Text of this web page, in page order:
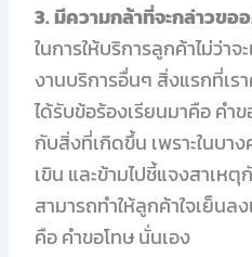
3. มีความกล้าที่จะกล่าวขอ
ในการให้บริการลูกค้าไม่ว่า
งานบริการอื่นๆ สิ่งแรกที่เ
ได้รับข้อร้องเรียนมาคือ คำ
กับสิ่งที่เกิดขึ้น เพราะในบา
เขิน และข้ามไปชี้แจงสาเห
สามารถทำให้ลูกค้าใจเย็นล
คือ คำขอโทษ นั่นเอง